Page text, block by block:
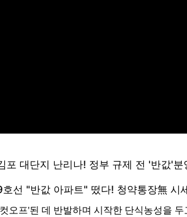
오프'된 데 반발하며 시작한 단식농성을